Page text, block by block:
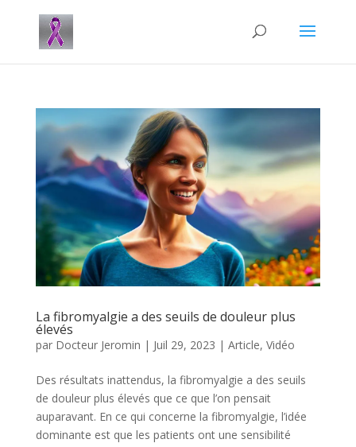
La fibromyalgie a des seuils de douleur plus
élevés
par Docteur Jeromin | Juil 29, 2023 | Article, Vidéo
Des résultats inattendus, la fibromyalgie a des seuils
de douleur plus élevés que ce que l’on pensait
auparavant. En ce qui concerne la fibromyalgie, l’idée
dominante est que les patients ont une sensibilité